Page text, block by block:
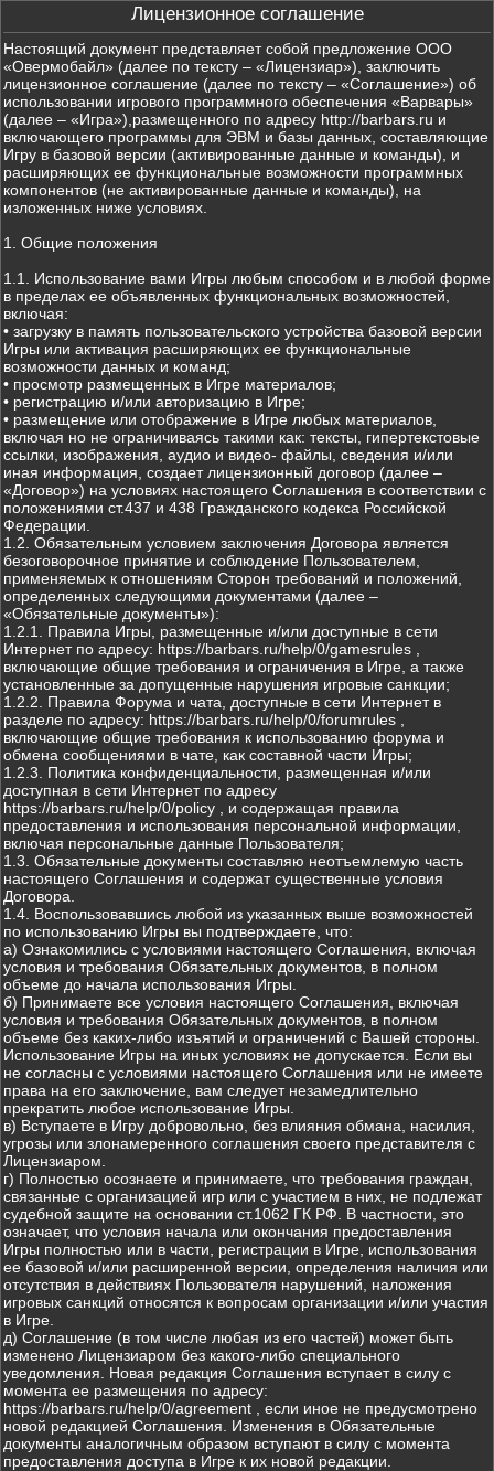
Лицензионное соглашение
Настоящий документ представляет собой предложение ООО
«Овермобайл» (далее по тексту – «Лицензиар»), заключить
лицензионное соглашение (далее по тексту – «Соглашение») об
использовании игрового программного обеспечения «Варвары»
(далее – «Игра»),размещенного по адресу http://barbars.ru и
включающего программы для ЭВМ и базы данных, составляющие
Игру в базовой версии (активированные данные и команды), и
расширяющих ее функциональные возможности программных
компонентов (не активированные данные и команды), на
изложенных ниже условиях.
1. Общие положения
1.1. Использование вами Игры любым способом и в любой форме
в пределах ее объявленных функциональных возможностей,
включая:
• загрузку в память пользовательского устройства базовой версии
Игры или активация расширяющих ее функциональные
возможности данных и команд;
• просмотр размещенных в Игре материалов;
• регистрацию и/или авторизацию в Игре;
• размещение или отображение в Игре любых материалов,
включая но не ограничиваясь такими как: тексты, гипертекстовые
ссылки, изображения, аудио и видео- файлы, сведения и/или
иная информация, создает лицензионный договор (далее –
«Договор») на условиях настоящего Соглашения в соответствии с
положениями ст.437 и 438 Гражданского кодекса Российской
Федерации.
1.2. Обязательным условием заключения Договора является
безоговорочное принятие и соблюдение Пользователем,
применяемых к отношениям Сторон требований и положений,
определенных следующими документами (далее –
«Обязательные документы»):
1.2.1. Правила Игры, размещенные и/или доступные в сети
Интернет по адресу: https://barbars.ru/help/0/gamesrules ,
включающие общие требования и ограничения в Игре, а также
установленные за допущенные нарушения игровые санкции;
1.2.2. Правила Форума и чата, доступные в сети Интернет в
разделе по адресу: https://barbars.ru/help/0/forumrules ,
включающие общие требования к использованию форума и
обмена сообщениями в чате, как составной части Игры;
1.2.3. Политика конфиденциальности, размещенная и/или
доступная в сети Интернет по адресу
https://barbars.ru/help/0/policy , и содержащая правила
предоставления и использования персональной информации,
включая персональные данные Пользователя;
1.3. Обязательные документы составляю неотъемлемую часть
настоящего Соглашения и содержат существенные условия
Договора.
1.4. Воспользовавшись любой из указанных выше возможностей
по использованию Игры вы подтверждаете, что:
а) Ознакомились с условиями настоящего Соглашения, включая
условия и требования Обязательных документов, в полном
объеме до начала использования Игры.
б) Принимаете все условия настоящего Соглашения, включая
условия и требования Обязательных документов, в полном
объеме без каких-либо изъятий и ограничений с Вашей стороны.
Использование Игры на иных условиях не допускается. Если вы
не согласны с условиями настоящего Соглашения или не имеете
права на его заключение, вам следует незамедлительно
прекратить любое использование Игры.
в) Вступаете в Игру добровольно, без влияния обмана, насилия,
угрозы или злонамеренного соглашения своего представителя с
Лицензиаром.
г) Полностью осознаете и принимаете, что требования граждан,
связанные с организацией игр или с участием в них, не подлежат
судебной защите на основании ст.1062 ГК РФ. В частности, это
означает, что условия начала или окончания предоставления
Игры полностью или в части, регистрации в Игре, использования
ее базовой и/или расширенной версии, определения наличия или
отсутствия в действиях Пользователя нарушений, наложения
игровых санкций относятся к вопросам организации и/или участия
в Игре.
д) Соглашение (в том числе любая из его частей) может быть
изменено Лицензиаром без какого-либо специального
уведомления. Новая редакция Соглашения вступает в силу с
момента ее размещения по адресу:
https://barbars.ru/help/0/agreement , если иное не предусмотрено
новой редакцией Соглашения. Изменения в Обязательные
документы аналогичным образом вступают в силу с момента
предоставления доступа в Игре к их новой редакции.